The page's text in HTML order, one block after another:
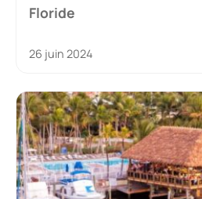
Floride
26 juin 2024